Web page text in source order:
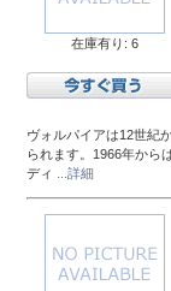
在庫有り: 6
ヴォルパイアは12世紀
られます。1966年から
ディ
...詳細